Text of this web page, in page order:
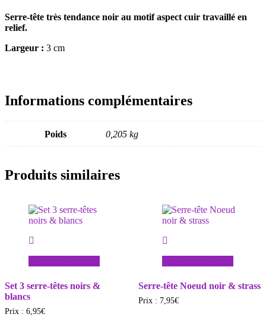
Serre-tête très tendance noir au motif aspect cuir travaillé en
relief.
Largeur : 3 cm
Informations complémentaires
Poids 0,205 kg
Produits similaires
Set 3 serre-têtes noirs &
blancs
Prix : 6,95€
Serre-tête Noeud noir & strass
Prix : 7,95€